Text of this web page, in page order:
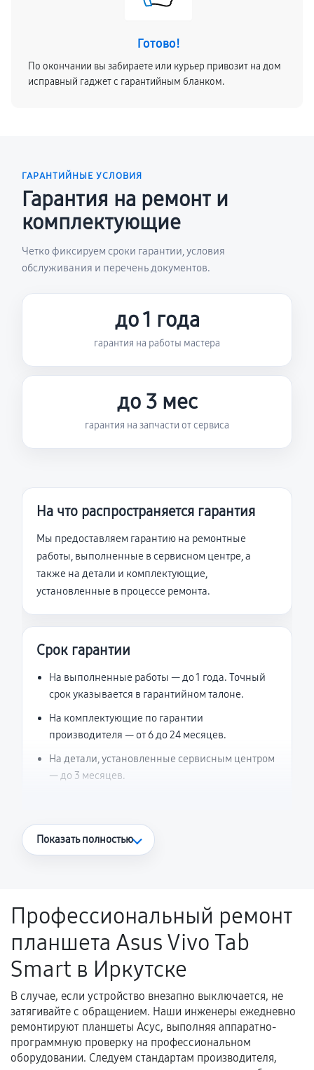
Готово!
По окончании вы забираете или курьер привозит на дом
исправный гаджет с гарантийным бланком.
ГАРАНТИЙНЫЕ УСЛОВИЯ
Гарантия на ремонт и
комплектующие
Четко фиксируем сроки гарантии, условия
обслуживания и перечень документов.
до 1 года
гарантия на работы мастера
до 3 мес
гарантия на запчасти от сервиса
На что распространяется гарантия
Мы предоставляем гарантию на ремонтные
работы, выполненные в сервисном центре, а
также на детали и комплектующие,
установленные в процессе ремонта.
Срок гарантии
На выполненные работы — до 1 года. Точный
срок указывается в гарантийном талоне.
На комплектующие по гарантии
производителя — от 6 до 24 месяцев.
На детали, установленные сервисным центром
— до 3 месяцев.
Что считается гарантийным случаем
Поломка установленной детали при
нормальной эксплуатации в течение
гарантийного срока.
Несоответствие комплектующей заявленным
техническим характеристикам.
Документы для подтверждения
Показать полностью
Профессиональный ремонт
планшета Asus Vivo Tab
Smart в Иркутске
В случае, если устройство внезапно выключается, не
затягивайте с обращением. Наши инженеры ежедневно
ремонтируют планшеты Асус, выполняя аппаратно-
программную проверку на профессиональном
оборудовании. Следуем стандартам производителя,